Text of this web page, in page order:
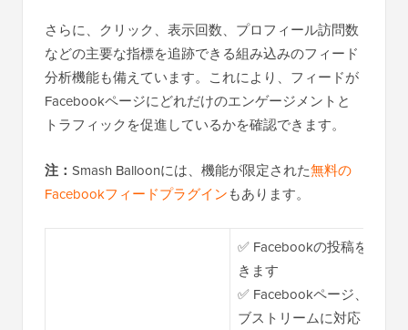
さらに、クリック、表示回数、プロフィール訪問数
などの主要な指標を追跡できる組み込みのフィード
分析機能も備えています。これにより、フィードが
Facebookページにどれだけのエンゲージメントと
トラフィックを促進しているかを確認できます。
注： Smash Balloonには、機能が限定された無料の
Facebookフィードプラグインもあります。
✅ Facebookの投稿をサイ
きます
✅ Facebookページ、グル
ブストリームに対応